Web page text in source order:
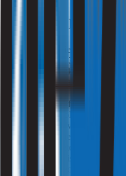
De Green Deal als
Het PvE staat niet op
Duurzame Zorg 3.0
hebben afgesproken de zorg
van de vijf thema’s is
Die koppeling is logisch. Het
en akoestiek heeft direct
CO₂-uitstoot. Volgens ActiZ
zo’n 60 procent van de
ventilatie, isolatie en slimme
één klap: een beter
voetafdruk. Het is geen
Binnenklimaattechniek